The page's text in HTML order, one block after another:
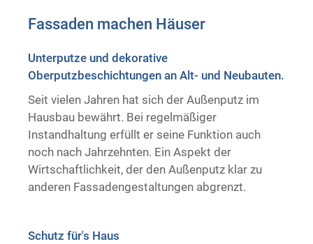
Mineralputz
Wärmedämmung
Trockenausbau
Fassaden machen Häuser
Unterputze und dekorative
Oberputzbeschichtungen an Alt- und Neubauten.
Seit vielen Jahren hat sich der Außenputz im
Hausbau bewährt. Bei regelmäßiger
Instandhaltung erfüllt er seine Funktion auch
noch nach Jahrzehnten. Ein Aspekt der
Wirtschaftlichkeit, der den Außenputz klar zu
anderen Fassadengestaltungen abgrenzt.
Schutz für's Haus